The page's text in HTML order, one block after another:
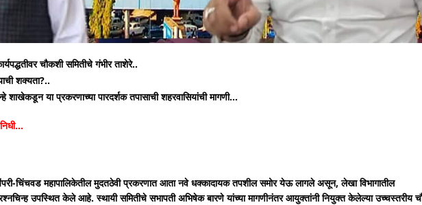
चौकशी समितीचे गंभीर ताशेरे..
शक्यता?..
शाखेकडून या प्रकरणाच्या पारदर्शक तपासाची शहरवासियांची मागणी…
चिंचवड महापालिकेतील मुदतठेवी प्रकरणात आता नवे धक्कादायक तपशील समोर येऊ लागले असून, लेखा विभागातील
उपस्थित केले आहे. स्थायी समितीचे सभापती अभिषेक बारणे यांच्या मागणीनंतर आयुक्तांनी नियुक्त केलेल्या उच्चस्तरीय